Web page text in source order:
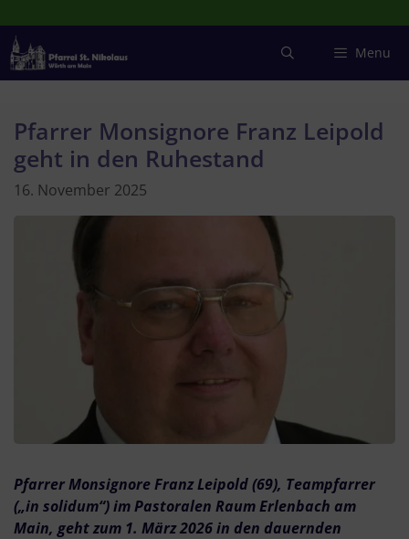
Inhalt
springen
Menu
Pfarrer Monsignore Franz Leipold
geht in den Ruhestand
16. November 2025
Pfarrer Monsignore Franz Leipold (69), Teampfarrer
(„in solidum“) im Pastoralen Raum Erlenbach am
Main, geht zum 1. März 2026 in den dauernden